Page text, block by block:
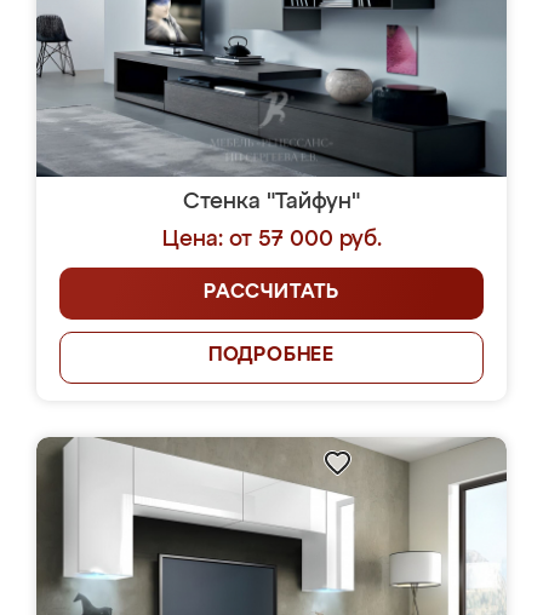
Стенка "Тайфун"
Цена: от 57 000 руб.
РАССЧИТАТЬ
ПОДРОБНЕЕ